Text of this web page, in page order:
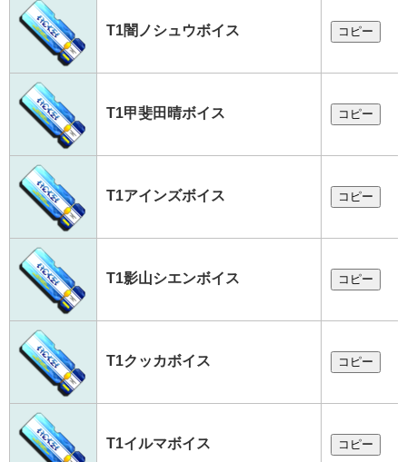
T1闇ノシュウボイス コピー
T1甲斐田晴ボイス コピー
T1アインズボイス コピー
T1影山シエンボイス コピー
T1クッカボイス コピー
T1イルマボイス コピー